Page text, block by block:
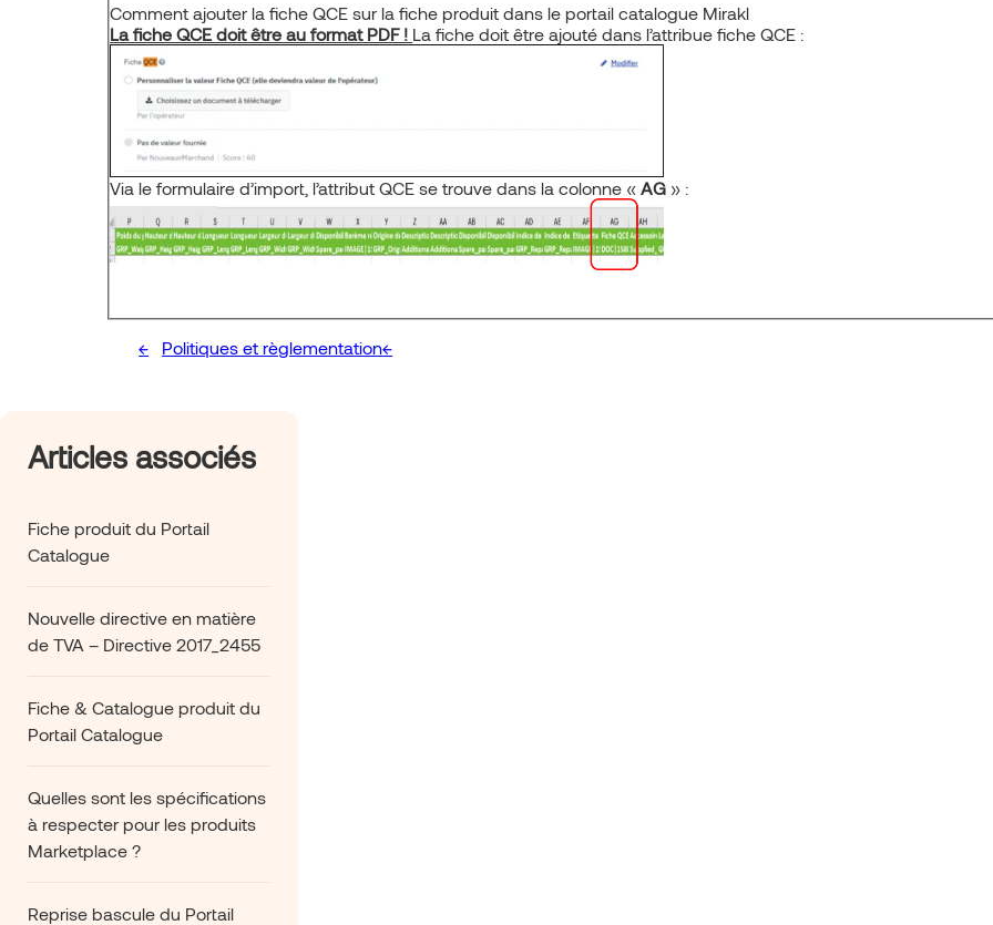
Comment ajouter la fiche QCE sur la fiche produit dans le portail catalogue Mirakl
La fiche QCE doit être au format PDF ! La fiche doit être ajouté dans l’attribue fiche QCE :
Via le formulaire d’import, l’attribut QCE se trouve dans la colonne «AG » : ​​​​​​
Politiques et règlementation
Articles associés
Fiche produit du Portail
Catalogue
Nouvelle directive en matière
de TVA – Directive 2017_2455
Fiche & Catalogue produit du
Portail Catalogue
Quelles sont les spécifications
à respecter pour les produits
Marketplace ?
Reprise bascule du Portail